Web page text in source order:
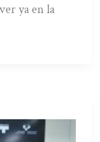
ya en la